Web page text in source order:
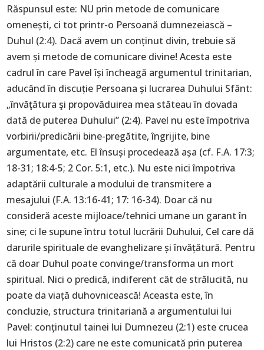
Răspunsul este: NU prin metode de comunicare
omenești, ci tot printr-o Persoană dumnezeiască –
Duhul (2:4). Dacă avem un conținut divin, trebuie să
avem și metode de comunicare divine! Acesta este
cadrul în care Pavel își încheagă argumentul trinitarian,
aducând în discuție Persoana și lucrarea Duhului Sfânt:
„învăţătura şi propovăduirea mea stăteau în dovada
dată de puterea Duhului” (2:4). Pavel nu este împotriva
vorbirii/predicării bine-pregătite, îngrijite, bine
argumentate, etc. El însuși procedează așa (cf. F.A. 17:3;
18-31; 18:4-5; 2 Cor. 5:1, etc.). Nu este nici împotriva
adaptării culturale a modului de transmitere a
mesajului (F.A. 13:16-41; 17: 16-34). Doar că nu
consideră aceste mijloace/tehnici umane un garant în
sine; ci le supune întru totul lucrării Duhului, Cel care dă
darurile spirituale de evanghelizare și învățătură. Pentru
că doar Duhul poate convinge/transforma un mort
spiritual. Nici o predică, indiferent cât de strălucită, nu
poate da viață duhovnicească! Aceasta este, în
concluzie, structura trinitariană a argumentului lui
Pavel: conținutul tainei lui Dumnezeu (2:1) este crucea
lui Hristos (2:2) care ne este comunicată prin puterea